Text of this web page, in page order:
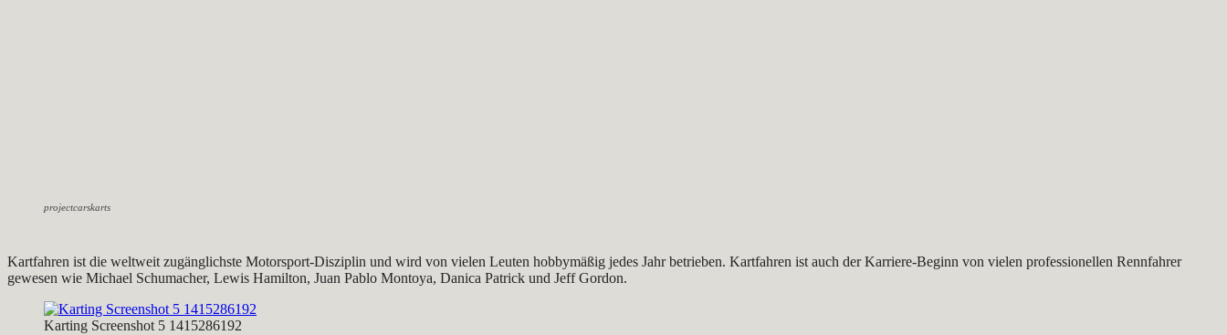
projectcarskarts
Kartfahren ist die weltweit zugänglichste Motorsport-Disziplin und wird von vielen Leuten hobbymäßig jedes Jahr betrieben. Kartfahren ist auch der Karriere-Beginn von vielen professionellen Rennfahrer
gewesen wie Michael Schumacher, Lewis Hamilton, Juan Pablo Montoya, Danica Patrick und Jeff Gordon.
Karting Screenshot 5 1415286192